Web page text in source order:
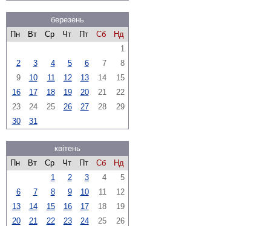
березень
Пн
Вт Ср Чт Пт Сб
Нд
1
2
3 4 5 6 7
8
9
10 11 12 13 14
15
16
17 18 19 20 21
22
23
24 25 26 27 28
29
30
31
квітень
Пн
Вт Ср Чт Пт Сб
Нд
1
2 3 4
5
6
7 8 9 10 11
12
13
14 15 16 17 18
19
20
21 22 23 24 25
26